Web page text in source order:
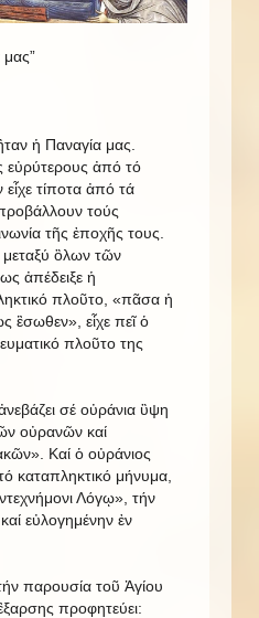
μας”
ἡ Παναγία μας.
εὐρύτερους ἀπό τό
τίποτα ἀπό τά
τούς
τῆς ἐποχῆς τους.
ὃλων τῶν
ἀπέδειξε ἡ
πλοῦτο, «πᾶσα ἡ
ἒσωθεν», εἶχε πεῖ ὁ
πλοῦτο της
σέ οὐράνια ὓψη
οὐρανῶν καί
Καί ὁ οὐράνιος
καταπληκτικό μήνυμα,
Λόγῳ», τήν
εὐλογημένην ἐν
παρουσία τοῦ Ἁγίου
προφητεύει: